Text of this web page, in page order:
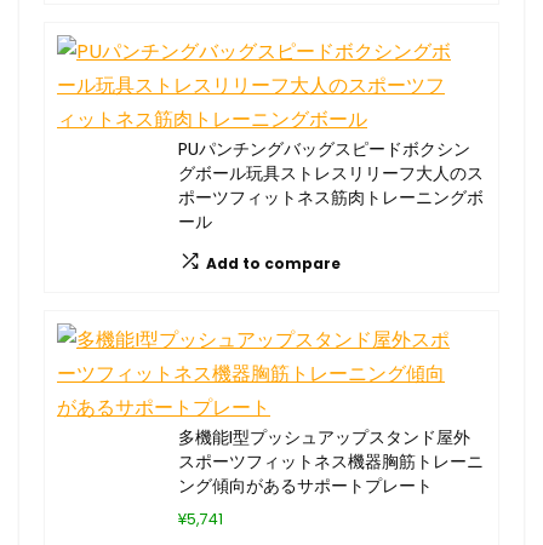
PUパンチングバッグスピードボクシン
グボール玩具ストレスリリーフ大人のス
ポーツフィットネス筋肉トレーニングボ
ール
Add to compare
多機能I型プッシュアップスタンド屋外
スポーツフィットネス機器胸筋トレーニ
ング傾向があるサポートプレート
¥5,741